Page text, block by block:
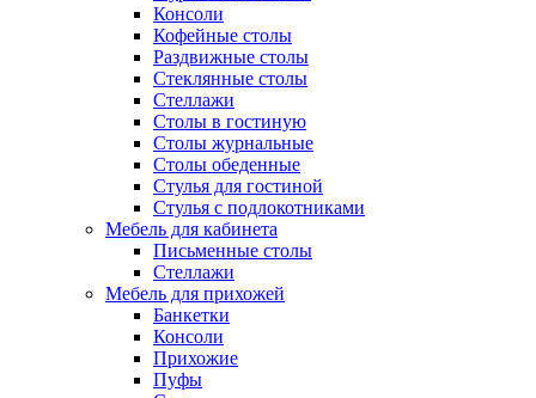
Консоли
Кофейные столы
Раздвижные столы
Стеклянные столы
Стеллажи
Столы в гостиную
Столы журнальные
Столы обеденные
Стулья для гостиной
Стулья с подлокотниками
Мебель для кабинета
Письменные столы
Стеллажи
Мебель для прихожей
Банкетки
Консоли
Прихожие
Пуфы